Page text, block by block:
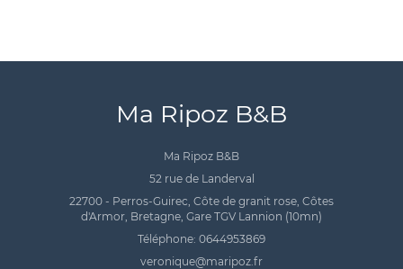
Ma Ripoz B&B
Ma Ripoz B&B
52 rue de Landerval
22700 - Perros-Guirec, Côte de granit rose, Côtes
d'Armor, Bretagne, Gare TGV Lannion (10mn)
Téléphone: 0644953869
veronique@maripoz.fr